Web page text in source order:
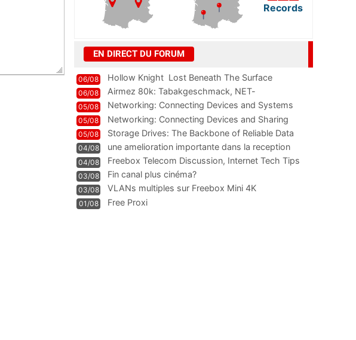
Records
EN DIRECT DU FORUM
06/08 Hollow Knight  Lost Beneath The Surface
06/08
Airmez 80k: Tabakgeschmack, NET-
Technologie und Leistung im
05/08 Networking: Connecting Devices and Systems
05/08
Networking: Connecting Devices and Sharing
Information
05/08
Storage Drives: The Backbone of Reliable Data
Management
04/08
une amelioration importante dans la reception
WIFI
04/08
Freebox Telecom Discussion, Internet Tech Tips
Communi
03/08 Fin canal plus cinéma?
03/08 VLANs multiples sur Freebox Mini 4K
01/08 Free Proxi